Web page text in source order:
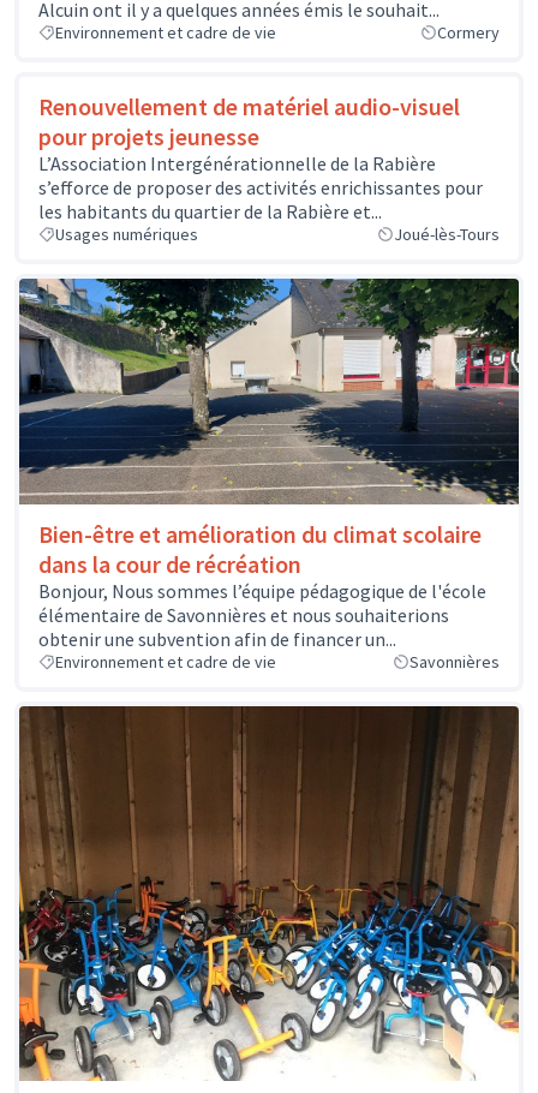
Alcuin ont il y a quelques années émis le souhait...
Environnement et cadre de vie Cormery
Renouvellement de matériel audio-visuel
pour projets jeunesse
L’Association Intergénérationnelle de la Rabière
s’efforce de proposer des activités enrichissantes pour
les habitants du quartier de la Rabière et...
Usages numériques Joué-lès-Tours
Bien-être et amélioration du climat scolaire
dans la cour de récréation
Bonjour, Nous sommes l’équipe pédagogique de l'école
élémentaire de Savonnières et nous souhaiterions
obtenir une subvention afin de financer un...
Environnement et cadre de vie Savonnières